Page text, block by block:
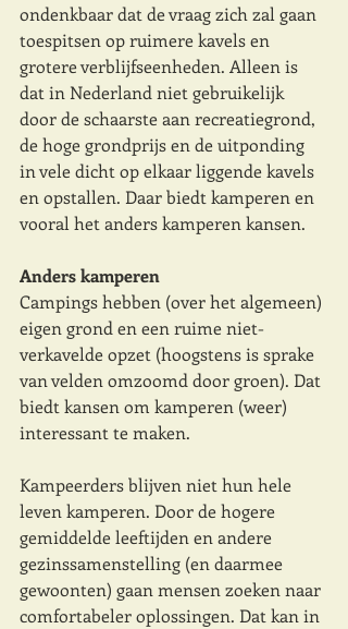
ondenkbaar dat de vraag zich zal gaan
toespitsen op ruimere kavels en
grotere verblijfseenheden. Alleen is
dat in Nederland niet gebruikelijk
door de schaarste aan recreatiegrond,
de hoge grondprijs en de uitponding
in vele dicht op elkaar liggende kavels
en opstallen. Daar biedt kamperen en
vooral het anders kamperen kansen.
Anders kamperen
Campings hebben (over het algemeen)
eigen grond en een ruime niet-
verkavelde opzet (hoogstens is sprake
van velden omzoomd door groen). Dat
biedt kansen om kamperen (weer)
interessant te maken.
Kampeerders blijven niet hun hele
leven kamperen. Door de hogere
gemiddelde leeftijden en andere
gezinssamenstelling (en daarmee
gewoonten) gaan mensen zoeken naar
comfortabeler oplossingen. Dat kan in